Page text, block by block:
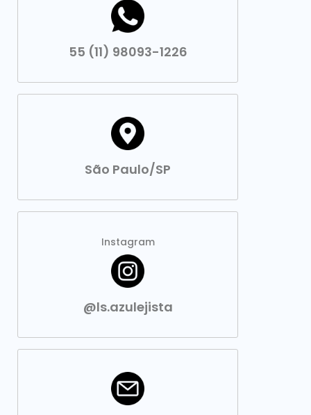
55 (11) 98093-1226
São Paulo/SP
Instagram
@ls.azulejista